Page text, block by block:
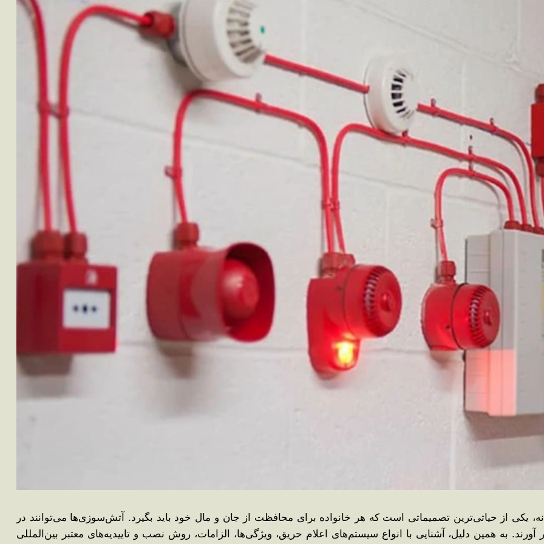
یکی از حیاتی‌ترین تصمیماتی است که هر خانواده برای محافظت از جان و مال خود باید بگیرد. آتش‌سوزی‌ها می‌توانند در
به همین دلیل، آشنایی با انواع سیستم‌های اعلام حریق، ویژگی‌ها، الزامات، روش نصب و تاییدیه‌های معتبر بین‌المللی